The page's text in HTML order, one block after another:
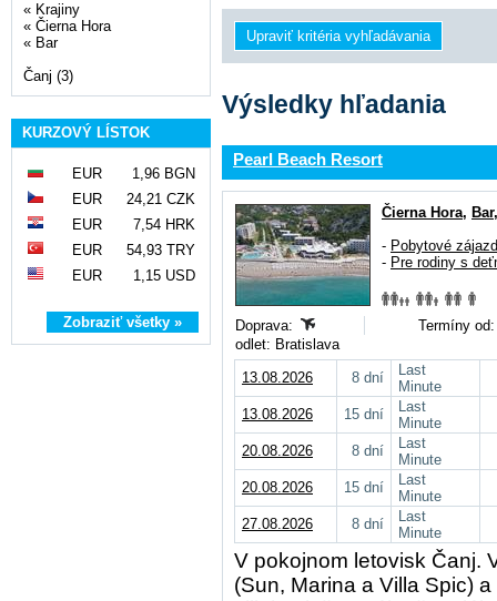
« Krajiny
« Čierna Hora
« Bar
Čanj (3)
KURZOVÝ LÍSTOK
EUR
1,96 BGN
EUR
24,21 CZK
EUR
7,54 HRK
EUR
54,93 TRY
EUR
1,15 USD
Zobraziť všetky »
Výsledky hľadania
Pearl Beach Resort
Čierna Hora, Bar
- Pobytové
- Pre rodiny s
Doprava:
Termíny
odlet: Bratislava
13.08.2026
8 dní
Last
Minute
13.08.2026
15 dní
Last
Minute
20.08.2026
8 dní
Last
Minute
20.08.2026
15 dní
Last
Minute
27.08.2026
8 dní
Last
Minute
V pokojnom letovisk Čanj.
(Sun, Marina a Villa Spic)